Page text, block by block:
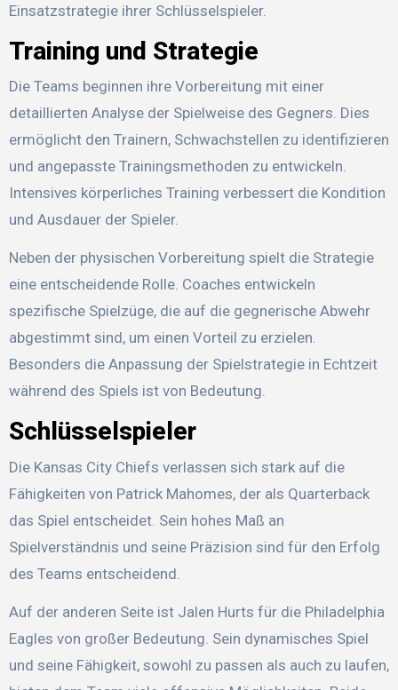
Einsatzstrategie ihrer Schlüsselspieler.
Training und Strategie
Die Teams beginnen ihre Vorbereitung mit einer
detaillierten Analyse der Spielweise des Gegners. Dies
ermöglicht den Trainern, Schwachstellen zu identifizieren
und angepasste Trainingsmethoden zu entwickeln.
Intensives körperliches Training verbessert die Kondition
und Ausdauer der Spieler.
Neben der physischen Vorbereitung spielt die Strategie
eine entscheidende Rolle. Coaches entwickeln
spezifische Spielzüge, die auf die gegnerische Abwehr
abgestimmt sind, um einen Vorteil zu erzielen.
Besonders die Anpassung der Spielstrategie in Echtzeit
während des Spiels ist von Bedeutung.
Schlüsselspieler
Die Kansas City Chiefs verlassen sich stark auf die
Fähigkeiten von Patrick Mahomes, der als Quarterback
das Spiel entscheidet. Sein hohes Maß an
Spielverständnis und seine Präzision sind für den Erfolg
des Teams entscheidend.
Auf der anderen Seite ist Jalen Hurts für die Philadelphia
Eagles von großer Bedeutung. Sein dynamisches Spiel
und seine Fähigkeit, sowohl zu passen als auch zu laufen,